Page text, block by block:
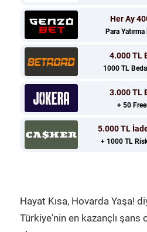
Her Ay
Para
4.000 TL
1000 TL
3.000 TL
+ 50
5.000 TL
+ 1000 TL
Hayat Kısa, Hovarda Yaşa!
Türkiye'nin en kazançlı şans